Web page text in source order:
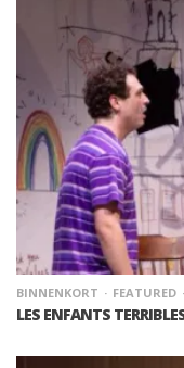
BINNENKORT FEATURED
LES ENFANTS